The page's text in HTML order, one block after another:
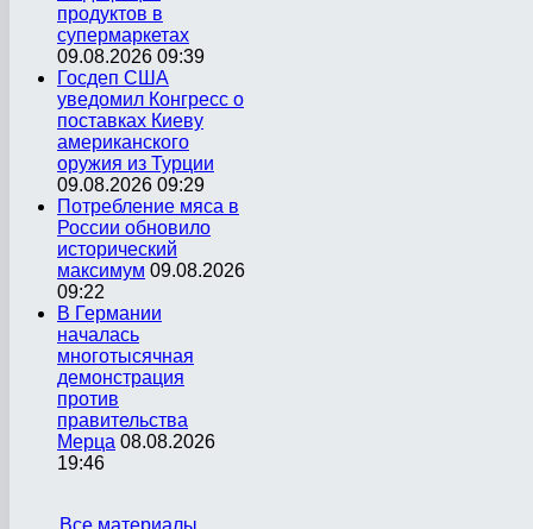
продуктов в
супермаркетах
09.08.2026 09:39
Госдеп США
уведомил Конгресс о
поставках Киеву
американского
оружия из Турции
09.08.2026 09:29
Потребление мяса в
России обновило
исторический
максимум 09.08.2026
09:22
В Германии
началась
многотысячная
демонстрация
против
правительства
Мерца 08.08.2026
19:46
Все материалы